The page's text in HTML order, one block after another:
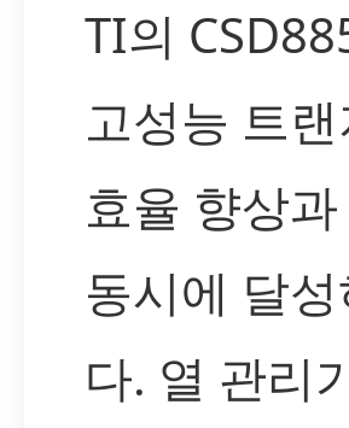
TI의
고성능 트
효율 향상
동시에 달
다. 열 관리